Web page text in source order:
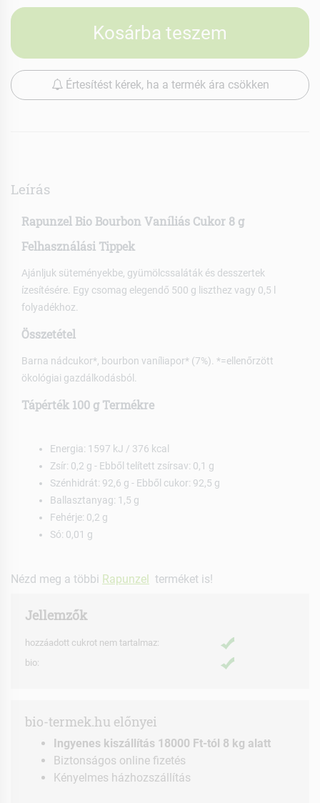
Kosárba teszem
Értesítést kérek, ha a termék ára csökken
Leírás
Rapunzel Bio Bourbon Vaníliás Cukor 8 g
Felhasználási Tippek
Ajánljuk süteményekbe, gyümölcssaláták és desszertek
ízesítésére. Egy csomag elegendő 500 g liszthez vagy 0,5 l
folyadékhoz.
Összetétel
Barna nádcukor*, bourbon vaníliapor* (7%). *=ellenőrzött
ökológiai gazdálkodásból.
Tápérték 100 g Termékre
Energia: 1597 kJ / 376 kcal
Zsír: 0,2 g - Ebből telített zsírsav: 0,1 g
Szénhidrát: 92,6 g - Ebből cukor: 92,5 g
Ballasztanyag: 1,5 g
Fehérje: 0,2 g
Só: 0,01 g
Nézd meg a többi Rapunzel terméket is!
Jellemzők
hozzáadott cukrot nem tartalmaz:
bio:
bio-termek.hu előnyei
Ingyenes kiszállítás 18000 Ft-tól 8 kg alatt
Biztonságos online fizetés
Kényelmes házhozszállítás